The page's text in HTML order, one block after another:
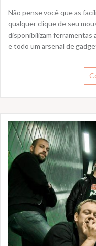
Não pense você que as
qualquer clique de seu
disponibilizam ferramentas
e todo um arsenal de